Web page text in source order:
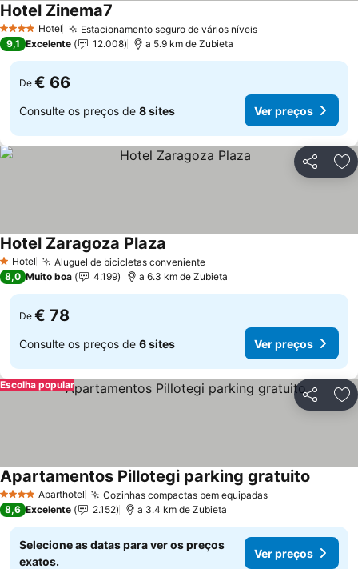
4 EstrelasHotel Estacionamento seguro de vários níveis
Hotel Zinema7
9,1 Excelente 12.008 a 5.9 km de Zubieta
De € 66
Consulte os preços de 8 sites Ver preços
Partilhar
1 Estrelas
Hotel Aluguel de bicicletas conveniente
Hotel Zaragoza Plaza
8,0 Muito boa 4.199 a 6.3 km de Zubieta
De € 78
Consulte os preços de 6 sites Ver preços
Partilhar
Escolha popular
4 EstrelasAparthotel Cozinhas compactas bem equipadas
Apartamentos Pillotegi parking gratuito
8,6 Excelente 2.152 a 3.4 km de Zubieta
Selecione as datas para ver os preços
exatos.
Ver preços